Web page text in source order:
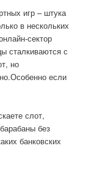
игр – штука
в нескольких
сектор
сталкиваются с
но
если
слот,
без
банковских